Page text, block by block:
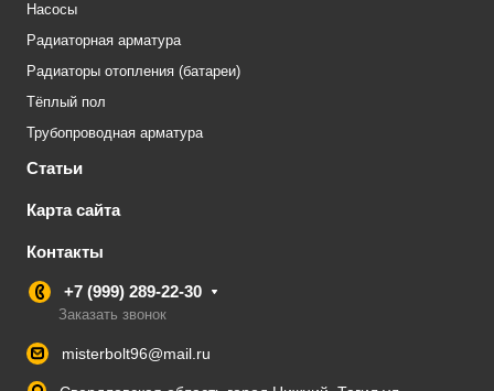
Насосы
Радиаторная арматура
Радиаторы отопления (батареи)
Тёплый пол
Трубопроводная арматура
Статьи
Карта сайта
Контакты
+7 (999) 289-22-30
Заказать звонок
misterbolt96@mail.ru